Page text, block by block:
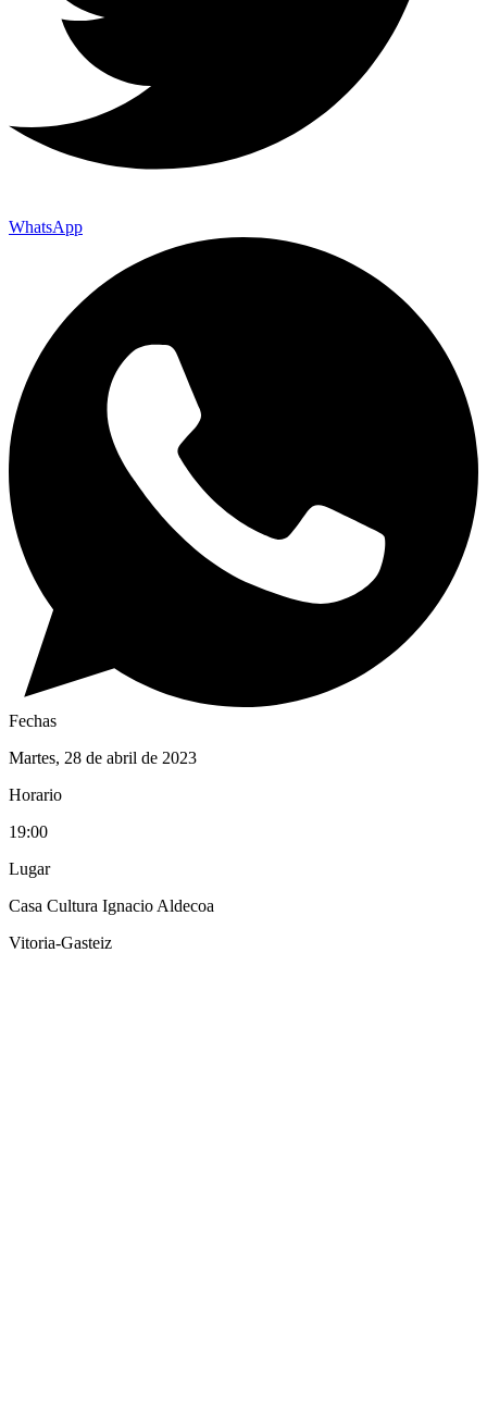
WhatsApp
Fechas
Martes, 28 de abril de 2023
Horario
19:00
Lugar
Casa Cultura Ignacio Aldecoa
Vitoria-Gasteiz